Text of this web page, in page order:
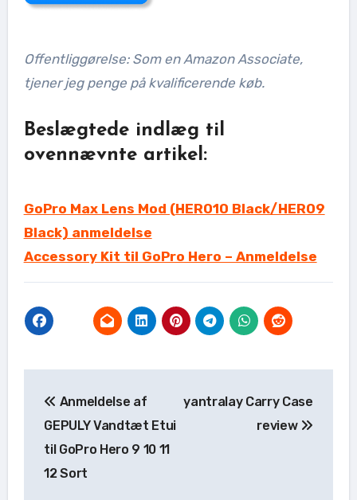
Offentliggørelse: Som en Amazon Associate,
tjener jeg penge på kvalificerende køb.
Beslægtede indlæg til
ovennævnte artikel:
GoPro Max Lens Mod (HERO10 Black/HERO9
Black) anmeldelse
Accessory Kit til GoPro Hero – Anmeldelse
Anmeldelse af
GEPULY Vandtæt Etui
til GoPro Hero 9 10 11
12 Sort
yantralay Carry Case
review